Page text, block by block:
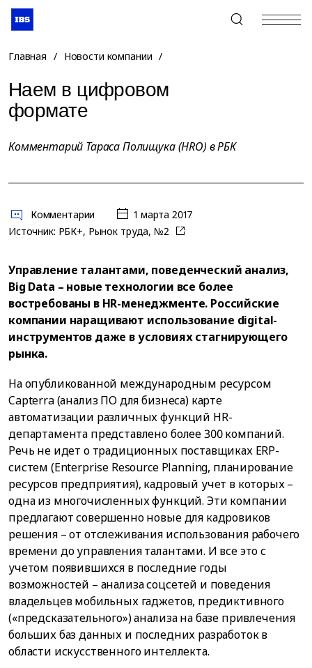
+7 (495) 967-80-80
Главная / Новости компании /
Наем в цифровом
формате
Комментарий Тараса Полищука (HRO) в РБК
Комментарии
1 марта 2017
Источник: РБК+, Рынок труда, №2
Управление талантами, поведенческий анализ,
Big Data – новые технологии все более
востребованы в HR-менеджменте. Российские
компании наращивают использование digital-
инструментов даже в условиях стагнирующего
рынка.
На опубликованной международным ресурсом
Capterra (анализ ПО для бизнеса) карте
автоматизации различных функций HR-
департамента представлено более 300 компаний.
Речь не идет о традиционных поставщиках ERP-
систем (Enterprise Resource Planning, планирование
ресурсов предприятия), кадровый учет в которых –
одна из многочисленных функций. Эти компании
предлагают совершенно новые для кадровиков
решения – от отслеживания использования рабочего
времени до управления талантами. И все это с
учетом появившихся в последние годы
возможностей – анализа соцсетей и поведения
владельцев мобильных гаджетов, предиктивного
(«предсказательного») анализа на базе привлечения
больших баз данных и последних разработок в
области искусственного интеллекта.